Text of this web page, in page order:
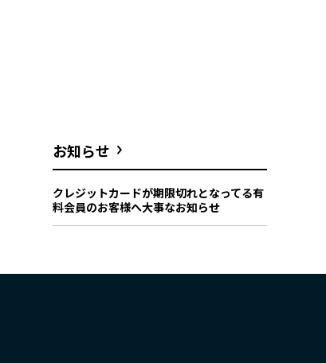
お知らせ
クレジットカードが期限切れとなってる有
料会員のお客様へ大事なお知らせ